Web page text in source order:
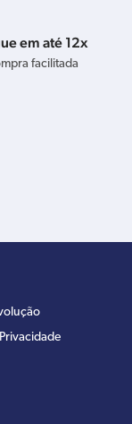
em até 12x
facilitada